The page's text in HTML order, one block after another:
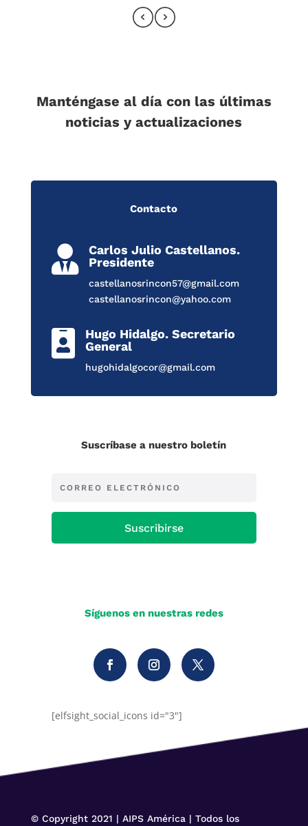
Manténgase al día con las últimas
noticias y actualizaciones
Contacto

Carlos Julio Castellanos.
Presidente
castellanosrincon57@gmail.com
castellanosrincon@yahoo.com

Hugo Hidalgo. Secretario
General
hugohidalgocor@gmail.com
Suscríbase a nuestro boletín
Suscribirse
Síguenos en nuestras redes
[elfsight_social_icons id="3"]
© Copyright 2021 | AIPS América | Todos los